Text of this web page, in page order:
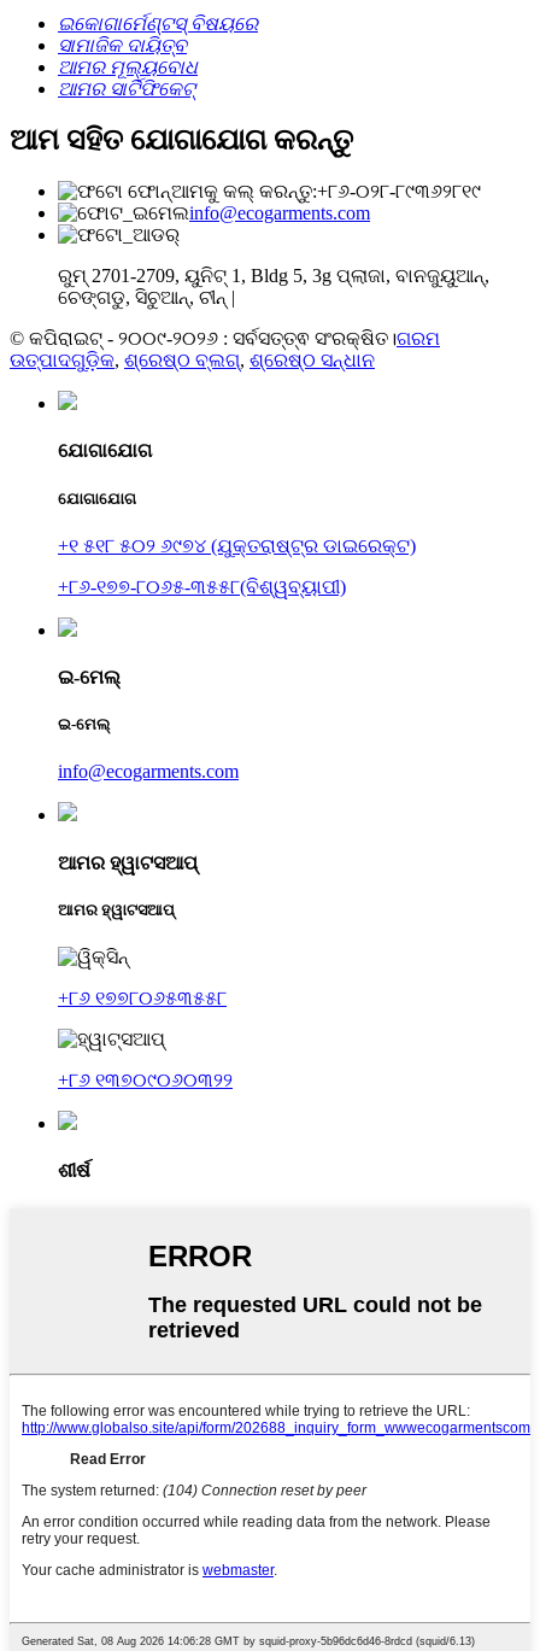
ଇକୋଗାର୍ମେଣ୍ଟସ୍ ବିଷୟରେ
ସାମାଜିକ ଦାୟିତ୍ବ
ଆମର ମୂଲ୍ୟବୋଧ
ଆମର ସାର୍ଟିଫିକେଟ୍
ଆମ ସହିତ ଯୋଗାଯୋଗ କରନ୍ତୁ
ଆମକୁ କଲ୍ କରନ୍ତୁ:+୮୬-୦୨୮-୮୯୩୬୨୮୧୯
info@ecogarments.com
ରୁମ୍ 2701-2709, ୟୁନିଟ୍ 1, Bldg 5, 3g ପ୍ଲାଜା, ବାନଜୁୟୁଆନ୍,
ଚେଙ୍ଗଡୁ, ସିଚୁଆନ୍, ଚୀନ୍ |
© କପିରାଇଟ୍ - ୨୦୦୯-୨୦୨୬ : ସର୍ବସତ୍ତ୍ଵ ସଂରକ୍ଷିତ।ଗରମ
ଉତ୍ପାଦଗୁଡ଼ିକ, ଶ୍ରେଷ୍ଠ ବ୍ଲଗ୍, ଶ୍ରେଷ୍ଠ ସନ୍ଧାନ
ଯୋଗାଯୋଗ
ଯୋଗାଯୋଗ
+୧ ୫୧୮ ୫୦୨ ୬୯୭୪ (ଯୁକ୍ତରାଷ୍ଟ୍ର ଡାଇରେକ୍ଟ)
+୮୬-୧୭୭-୮୦୬୫-୩୫୫୮(ବିଶ୍ୱବ୍ୟାପୀ)
ଇ-ମେଲ୍
ଇ-ମେଲ୍
info@ecogarments.com
ଆମର ହ୍ୱାଟସଆପ୍
ଆମର ହ୍ୱାଟସଆପ୍
+୮୬ ୧୭୭୮୦୬୫୩୫୫୮
+୮୬ ୧୩୭୦୯୦୬୦୩୨୨
ଶୀର୍ଷ